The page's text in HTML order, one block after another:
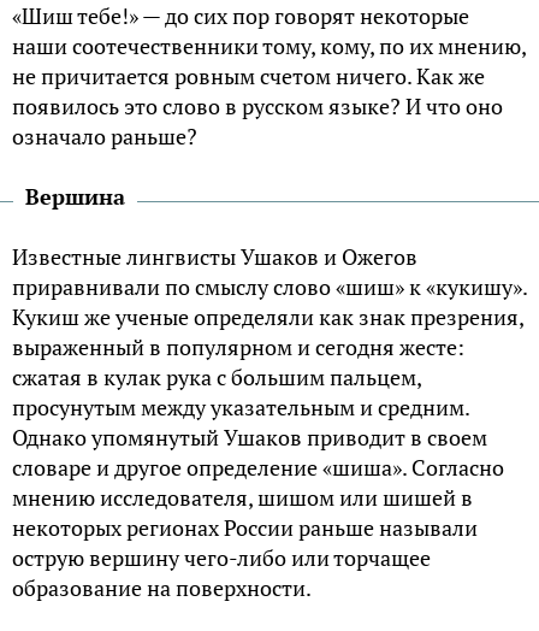
«Шиш тебе!» — до сих пор говорят некоторые
наши соотечественники тому, кому, по их мнению,
не причитается ровным счетом ничего. Как же
появилось это слово в русском языке? И что оно
означало раньше?
Вершина
Известные лингвисты Ушаков и Ожегов
приравнивали по смыслу слово «шиш» к «кукишу».
Кукиш же ученые определяли как знак презрения,
выраженный в популярном и сегодня жесте:
сжатая в кулак рука с большим пальцем,
просунутым между указательным и средним.
Однако упомянутый Ушаков приводит в своем
словаре и другое определение «шиша». Согласно
мнению исследователя, шишом или шишей в
некоторых регионах России раньше называли
острую вершину чего-либо или торчащее
образование на поверхности.